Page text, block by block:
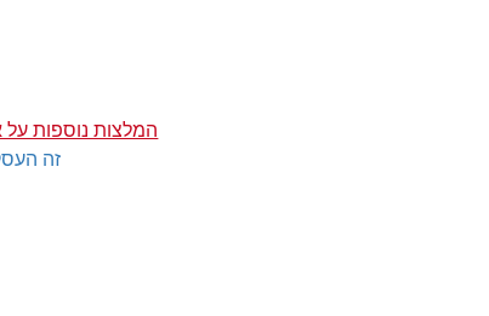
המלצות נוספות
זה